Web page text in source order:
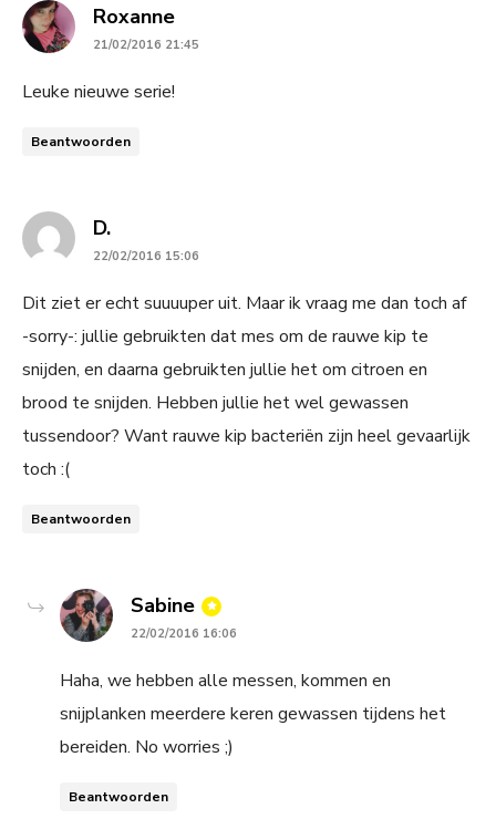
Roxannesays:
21/02/2016 21:45
Leuke nieuwe serie!
Beantwoorden
D.says:
22/02/2016 15:06
Dit ziet er echt suuuuper uit. Maar ik vraag me dan toch af
-sorry-: jullie gebruikten dat mes om de rauwe kip te
snijden, en daarna gebruikten jullie het om citroen en
brood te snijden. Hebben jullie het wel gewassen
tussendoor? Want rauwe kip bacteriën zijn heel gevaarlijk
toch :(
Beantwoorden
Sabine says:
22/02/2016 16:06
Haha, we hebben alle messen, kommen en
snijplanken meerdere keren gewassen tijdens het
bereiden. No worries ;)
Beantwoorden